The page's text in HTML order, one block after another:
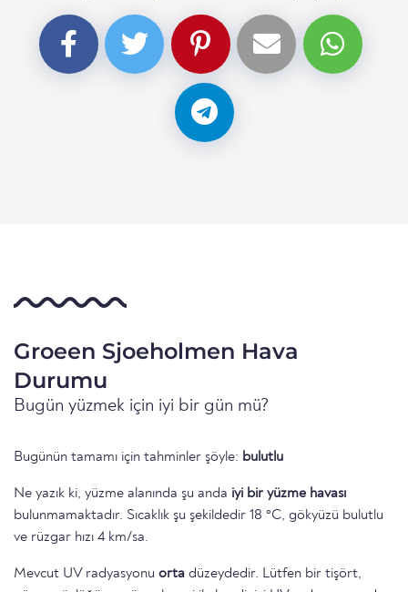
Groeen Sjoeholmen Hava
Durumu
Bugün yüzmek için iyi bir gün mü?
Bugünün tamamı için tahminler şöyle: bulutlu
Ne yazık ki, yüzme alanında şu anda iyi bir yüzme havası
bulunmamaktadır. Sıcaklık şu şekildedir 18 °C, gökyüzü bulutlu
ve rüzgar hızı 4 km/sa.
Mevcut UV radyasyonu orta düzeydedir. Lütfen bir tişört,